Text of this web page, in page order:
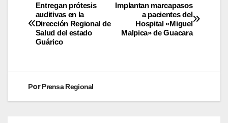
Implantan marcapasos
a pacientes del
Hospital «Miguel
Malpica» de Guacara
Entregan prótesis
auditivas en la
Dirección Regional de
Salud del estado
Guárico
PorPrensa Regional